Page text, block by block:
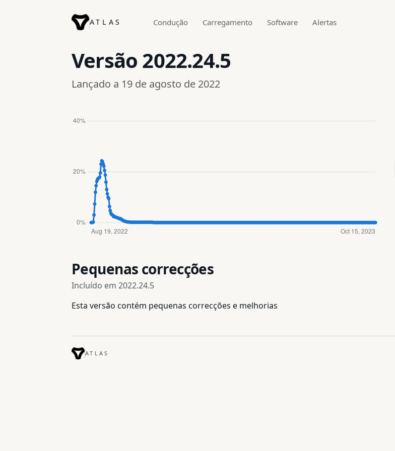
ATLAS Condução Carregamento Software Alertas
Versão 2022.24.5
Lançado a 19 de agosto de 2022
Pequenas correcções
Incluído em 2022.24.5
Esta versão contém pequenas correcções e melhorias
ATLAS